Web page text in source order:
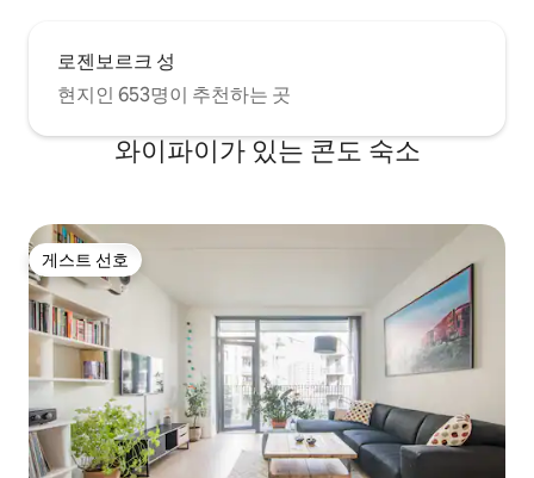
로젠보르크 성
현지인 653명이 추천하는 곳
와이파이가 있는 콘도 숙소
게스트 선호
게스트 선호